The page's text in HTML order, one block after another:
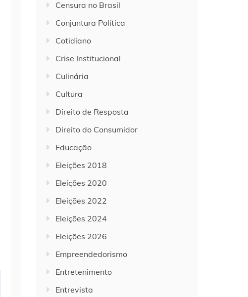
Censura no Brasil
Conjuntura Política
Cotidiano
Crise Institucional
Culinária
Cultura
Direito de Resposta
Direito do Consumidor
Educação
Eleições 2018
Eleições 2020
Eleições 2022
Eleições 2024
Eleições 2026
Empreendedorismo
Entretenimento
Entrevista